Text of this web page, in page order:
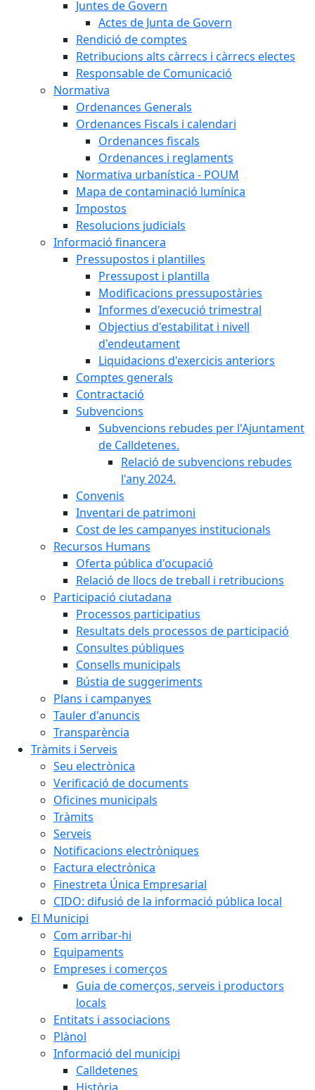
Juntes de Govern
Actes de Junta de Govern
Rendició de comptes
Retribucions alts càrrecs i càrrecs electes
Responsable de Comunicació
Normativa
Ordenances Generals
Ordenances Fiscals i calendari
Ordenances fiscals
Ordenances i reglaments
Normativa urbanística - POUM
Mapa de contaminació lumínica
Impostos
Resolucions judicials
Informació financera
Pressupostos i plantilles
Pressupost i plantilla
Modificacions pressupostàries
Informes d'execució trimestral
Objectius d'estabilitat i nivell
d'endeutament
Liquidacions d'exercicis anteriors
Comptes generals
Contractació
Subvencions
Subvencions rebudes per l'Ajuntament
de Calldetenes.
Relació de subvencions rebudes
l'any 2024.
Convenis
Inventari de patrimoni
Cost de les campanyes institucionals
Recursos Humans
Oferta pública d'ocupació
Relació de llocs de treball i retribucions
Participació ciutadana
Processos participatius
Resultats dels processos de participació
Consultes públiques
Consells municipals
Bústia de suggeriments
Plans i campanyes
Tauler d'anuncis
Transparència
Tràmits i Serveis
Seu electrònica
Verificació de documents
Oficines municipals
Tràmits
Serveis
Notificacions electròniques
Factura electrònica
Finestreta Única Empresarial
CIDO: difusió de la informació pública local
El Municipi
Com arribar-hi
Equipaments
Empreses i comerços
Guia de comerços, serveis i productors
locals
Entitats i associacions
Plànol
Informació del municipi
Calldetenes